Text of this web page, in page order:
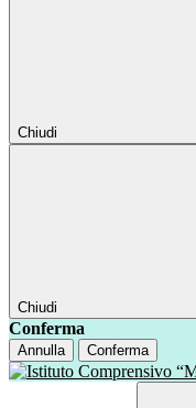
Chiudi
Chiudi
Conferma
Annulla Conferma